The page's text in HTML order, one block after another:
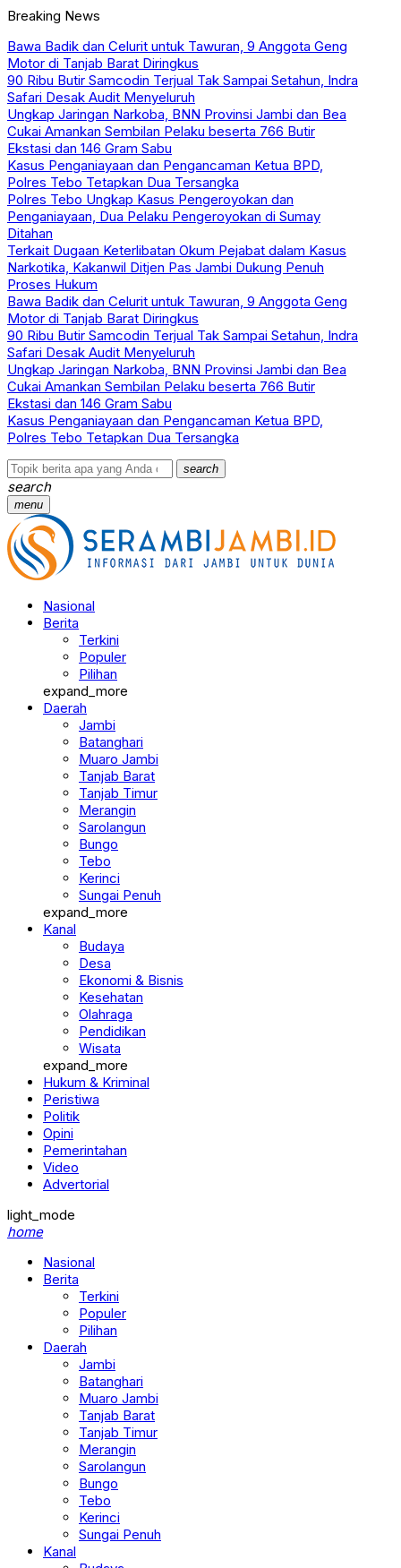
Breaking News
Bawa Badik dan Celurit untuk Tawuran, 9 Anggota Geng
Motor di Tanjab Barat Diringkus
90 Ribu Butir Samcodin Terjual Tak Sampai Setahun, Indra
Safari Desak Audit Menyeluruh
Ungkap Jaringan Narkoba, BNN Provinsi Jambi dan Bea
Cukai Amankan Sembilan Pelaku beserta 766 Butir
Ekstasi dan 146 Gram Sabu
Kasus Penganiayaan dan Pengancaman Ketua BPD,
Polres Tebo Tetapkan Dua Tersangka
Polres Tebo Ungkap Kasus Pengeroyokan dan
Penganiayaan, Dua Pelaku Pengeroyokan di Sumay
Ditahan
Terkait Dugaan Keterlibatan Okum Pejabat dalam Kasus
Narkotika, Kakanwil Ditjen Pas Jambi Dukung Penuh
Proses Hukum
Bawa Badik dan Celurit untuk Tawuran, 9 Anggota Geng
Motor di Tanjab Barat Diringkus
90 Ribu Butir Samcodin Terjual Tak Sampai Setahun, Indra
Safari Desak Audit Menyeluruh
Ungkap Jaringan Narkoba, BNN Provinsi Jambi dan Bea
Cukai Amankan Sembilan Pelaku beserta 766 Butir
Ekstasi dan 146 Gram Sabu
Kasus Penganiayaan dan Pengancaman Ketua BPD,
Polres Tebo Tetapkan Dua Tersangka
search
search
menu
Nasional
Berita
Terkini
Populer
Pilihan
expand_more
Daerah
Jambi
Batanghari
Muaro Jambi
Tanjab Barat
Tanjab Timur
Merangin
Sarolangun
Bungo
Tebo
Kerinci
Sungai Penuh
expand_more
Kanal
Budaya
Desa
Ekonomi & Bisnis
Kesehatan
Olahraga
Pendidikan
Wisata
expand_more
Hukum & Kriminal
Peristiwa
Politik
Opini
Pemerintahan
Video
Advertorial
light_mode
home
Nasional
Berita
Terkini
Populer
Pilihan
Daerah
Jambi
Batanghari
Muaro Jambi
Tanjab Barat
Tanjab Timur
Merangin
Sarolangun
Bungo
Tebo
Kerinci
Sungai Penuh
Kanal